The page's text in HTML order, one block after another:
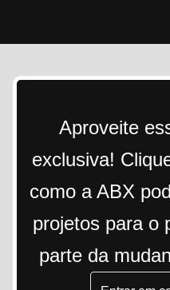
Aproveite
exclusiva!
como a ABX
projetos para o
parte da